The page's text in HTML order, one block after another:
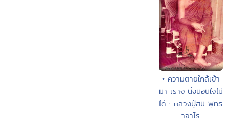
• ความตายใกล้เข้า
มา เราจะนิ่งนอนใจไม่
ได้ : หลวงปู่สิม พุทธ
าจาโร